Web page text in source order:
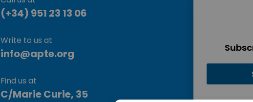
(+34) 951 23 13 06
Write to us at
info@apte.org
Find us at
C/Marie Curie, 35